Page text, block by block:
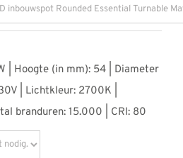
| Hoogte (in mm): 54 | Diameter
| Lichtkleur: 2700K |
branduren: 15.000 | CRI: 80